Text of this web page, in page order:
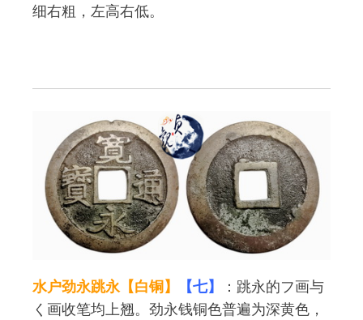
细右粗，左高右低。
水户劲永跳永【白铜】 【七】
：跳永的フ画与
く画收笔均上翘。劲永钱铜色普遍为深黄色，